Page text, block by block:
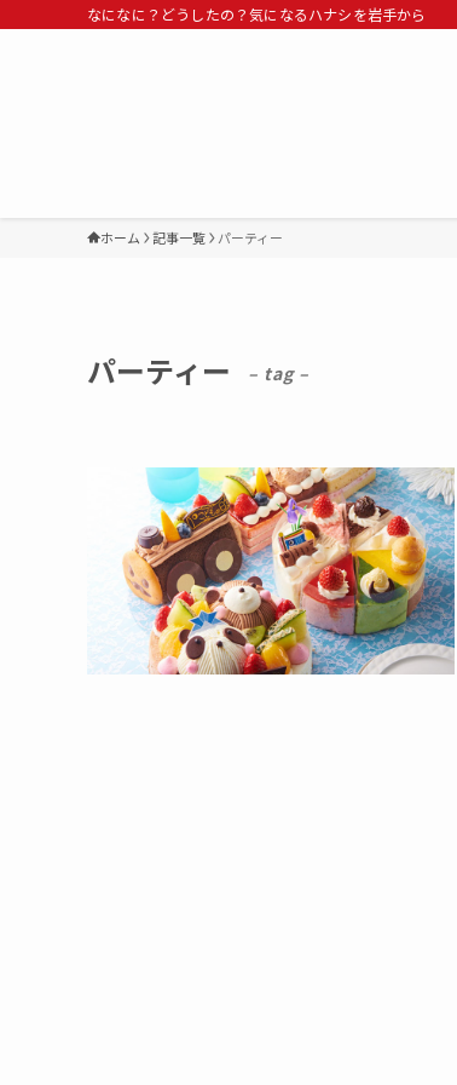
なになに？どうしたの？気になるハナシを岩手から
ホーム 記事一覧 パーティー
パーティー – tag –